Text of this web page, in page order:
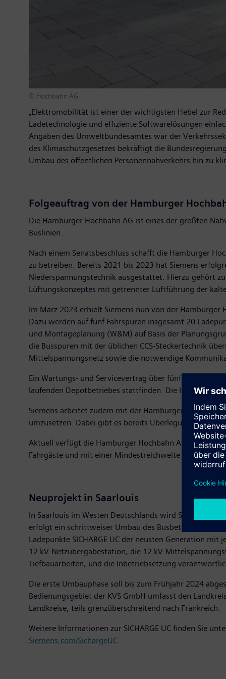
© Hochbahn AG
„Elektromobilität ist einer der wichtigsten Hebel zur
Ladetechnologie und effiziente Softwarelösungen
Angaben des Umweltbundesamtes war der
des Klimaschutzgesetzes bekräftigt die
Umbau des öffentlichen Personennahverkehrs hin zu
Folgeauftrag von der Hamburger
Die Hamburger Hochbahn AG ist eines der größten
Buslinien.
Nach einem Senatsbeschluss schafft die Hamburger
zu betreiben. Bereits 2021 bis 2023 hat Siemens
Niederspannungstechnik ausgestattet. Hierzu gehört
Lüftungskonzeptes mit getrennter Luftführung der
Im März 2023 erhielt Siemens nun von der Hamburger
Dazu werden auf fünf Fahrspuren insgesamt 20
und Montageplanung (W&M) auf Basis der
die Busspuren mit der üblichen CCS-Steckertechnik
Mittelspannungsnetz sowie die notwendige
Ein Wartungs- und Servicevertrag über fünf Jahre
laufenden Depotbetriebes stattfinden. Die
Siemens arbeitet zudem mit der Hamburger
umzusetzen. Dabei gibt es bereits Überlegungen,
Aktuell verfügt die Hamburger Hochbahn AG bereits
Fahrgäste und mit einer Mindestreichweite von rund
Neuprojekt in Saarlouis
In Saarlouis im Westen Deutschlands wird Siemens
erfolgt ein schrittweiser Umbau des Busbetriebshofes
Ladepunkte SICHARGE UC der neusten Generation
12 kV-Netzübergabestation, die 12 kV-
Tiefbauarbeiten, und die Inbetriebsetzung
Die erste Umbauphase soll bis zum Frühjahr 2024
Bedienungsgebiet der KVS GmbH umfasst den
Landkreise, teils grenzüberschreitend nach Frankreich.
Weitere Informationen zur SICHARGE UC finden Sie
Siemens.com/SichargeUC